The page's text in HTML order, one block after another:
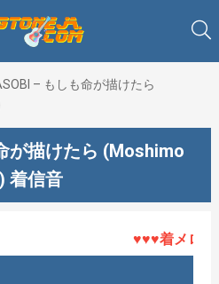
– もしも命が描けたら
が描けたら (Moshimo
着信音
♥♥♥着メロHOT